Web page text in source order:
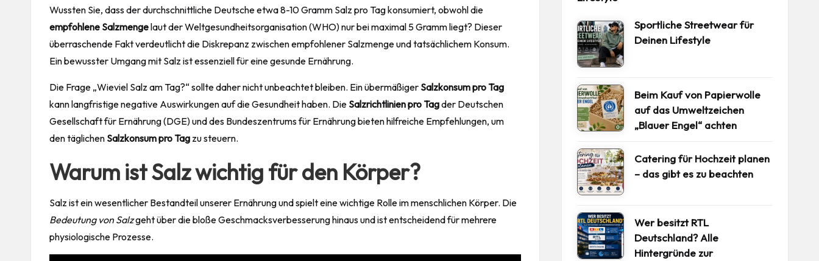
Wussten Sie, dass der durchschnittliche Deutsche etwa 8-10 Gramm Salz pro Tag konsumiert, obwohl die
empfohlene Salzmengelaut der Weltgesundheitsorganisation (WHO) nur bei maximal 5 Gramm liegt? Dieser
überraschende Fakt verdeutlicht die Diskrepanz zwischen empfohlener Salzmenge und tatsächlichem Konsum.
Ein bewusster Umgangmit Salz ist essenziell für eine gesunde Ernährung.
Die Frage „Wieviel Salz am Tag?“ sollte daher nicht unbeachtet bleiben. Ein übermäßiger Salzkonsum pro Tag
kann langfristige negative Auswirkungen auf dieGesundheithaben. Die Salzrichtlinien pro Tagder Deutschen
Gesellschaft für Ernährung (DGE) und des Bundeszentrums für Ernährung bieten hilfreiche Empfehlungen, um
den täglichen Salzkonsum pro Tag zu steuern.
Warum ist Salz wichtig für den Körper?
Salz ist ein wesentlicher Bestandteil unserer Ernährung und spielt eine wichtige Rolle im menschlichen Körper. Die
Bedeutung von Salzgeht über die bloße Geschmacksverbesserung hinaus und ist entscheidend für mehrere
physiologische Prozesse.
Sportliche Streetwear für
Deinen Lifestyle
Beim Kauf von Papierwolle
auf das Umweltzeichen
„Blauer Engel“ achten
Catering für Hochzeit planen
– das gibt es zu beachten
Wer besitzt RTL
Deutschland? Alle
Hintergründe zur